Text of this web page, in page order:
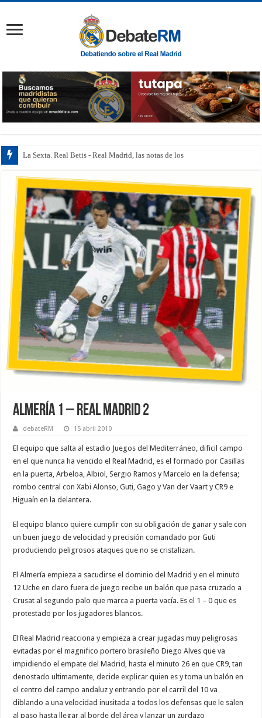
La Sexta. Real Betis - Real Madrid, las notas de los jugadores:
Almería 1 – Real Madrid 2
debateRM 15 abril 2010
El equipo que salta al estadio Juegos del Mediterráneo, dificil campo
en el que nunca ha vencido el Real Madrid, es el formado por Casillas
en la puerta, Arbeloa, Albiol, Sergio Ramos y Marcelo en la defensa;
rombo central con Xabi Alonso, Guti, Gago y Van der Vaart y CR9 e
Higuaín en la delantera.
El equipo blanco quiere cumplir con su obligación de ganar y sale con
un buen juego de velocidad y precisión comandado por Guti
produciendo peligrosos ataques que no se cristalizan.
El Almería empieza a sacudirse el dominio del Madrid y en el minuto
12 Uche en claro fuera de juego recibe un balón que pasa cruzado a
Crusat al segundo palo que marca a puerta vacía. Es el 1 – 0 que es
protestado por los jugadores blancos.
El Real Madrid reacciona y empieza a crear jugadas muy peligrosas
evitadas por el magnifico portero brasileño Diego Alves que va
impidiendo el empate del Madrid, hasta el minuto 26 en que CR9, tan
denostado ultimamente, decide explicar quien es y toma un balón en
el centro del campo andaluz y entrando por el carril del 10 va
diblando a una velocidad inusitada a todos los defensas que le salen
al paso hasta llegar al borde del área y lanzar un zurdazo